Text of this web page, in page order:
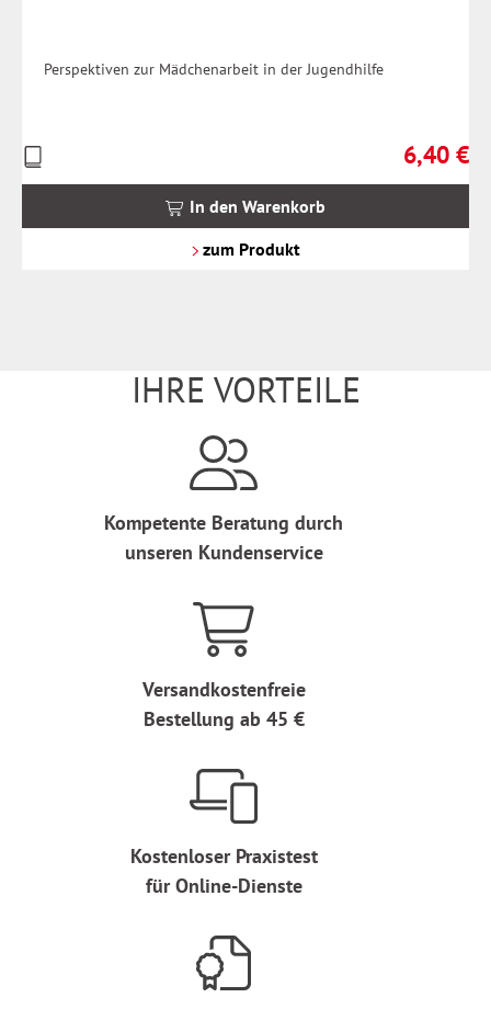
Perspektiven zur Mädchenarbeit in der Jugendhilfe
Regulärer
6,40 €
Preise
inkl.
In den Warenkorb
zum Produkt
IHRE VORTEILE
Kompetente Beratung durch
unseren Kundenservice
Versandkostenfreie
Bestellung ab 45 €
Kostenloser Praxistest
für Online-Dienste